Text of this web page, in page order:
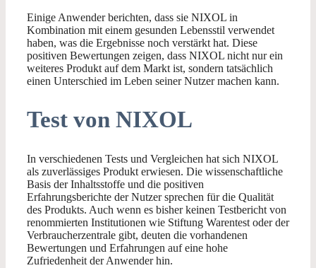
Einige Anwender berichten, dass sie NIXOL in
Kombination mit einem gesunden Lebensstil verwendet
haben, was die Ergebnisse noch verstärkt hat. Diese
positiven Bewertungen zeigen, dass NIXOL nicht nur ein
weiteres Produkt auf dem Markt ist, sondern tatsächlich
einen Unterschied im Leben seiner Nutzer machen kann.
Test von NIXOL
In verschiedenen Tests und Vergleichen hat sich NIXOL
als zuverlässiges Produkt erwiesen. Die wissenschaftliche
Basis der Inhaltsstoffe und die positiven
Erfahrungsberichte der Nutzer sprechen für die Qualität
des Produkts. Auch wenn es bisher keinen Testbericht von
renommierten Institutionen wie Stiftung Warentest oder der
Verbraucherzentrale gibt, deuten die vorhandenen
Bewertungen und Erfahrungen auf eine hohe
Zufriedenheit der Anwender hin.